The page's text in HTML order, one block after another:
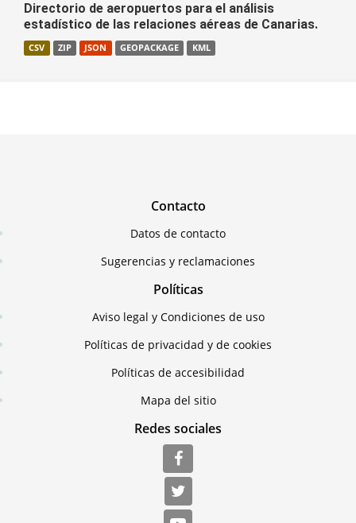
Directorio de aeropuertos para el análisis
estadístico de las relaciones aéreas de Canarias.
CSV ZIP JSON GEOPACKAGE KML
Contacto
Datos de contacto
Sugerencias y reclamaciones
Políticas
Aviso legal y Condiciones de uso
Políticas de privacidad y de cookies
Políticas de accesibilidad
Mapa del sitio
Redes sociales